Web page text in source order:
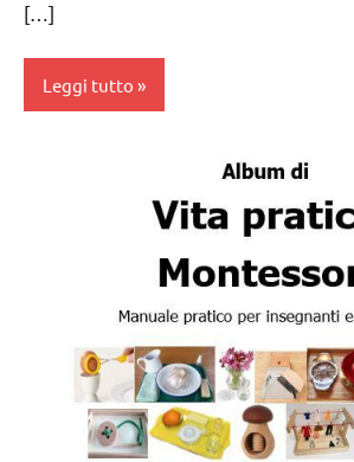
[…]
Leggi tutto
preliminari
movimenti
elementari
GRAZIA E